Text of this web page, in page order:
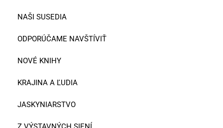
NAŠI SUSEDIA
ODPORÚČAME NAVŠTÍVIŤ
NOVÉ KNIHY
KRAJINA A ĽUDIA
JASKYNIARSTVO